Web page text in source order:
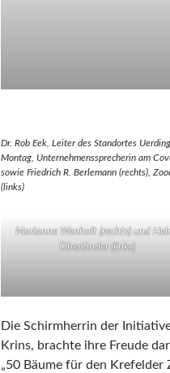
Dr. Rob Eek, Leiter des Standortes
Montag, Unternehmenssprecherin am
sowie Friedrich R. Berlemann (rechts),
(links)
Marianne Wenholt (rechts) und
Oberländer (links)
Die Schirmherrin der
Krins, brachte ihre Freude
„50 Bäume für den Krefelder